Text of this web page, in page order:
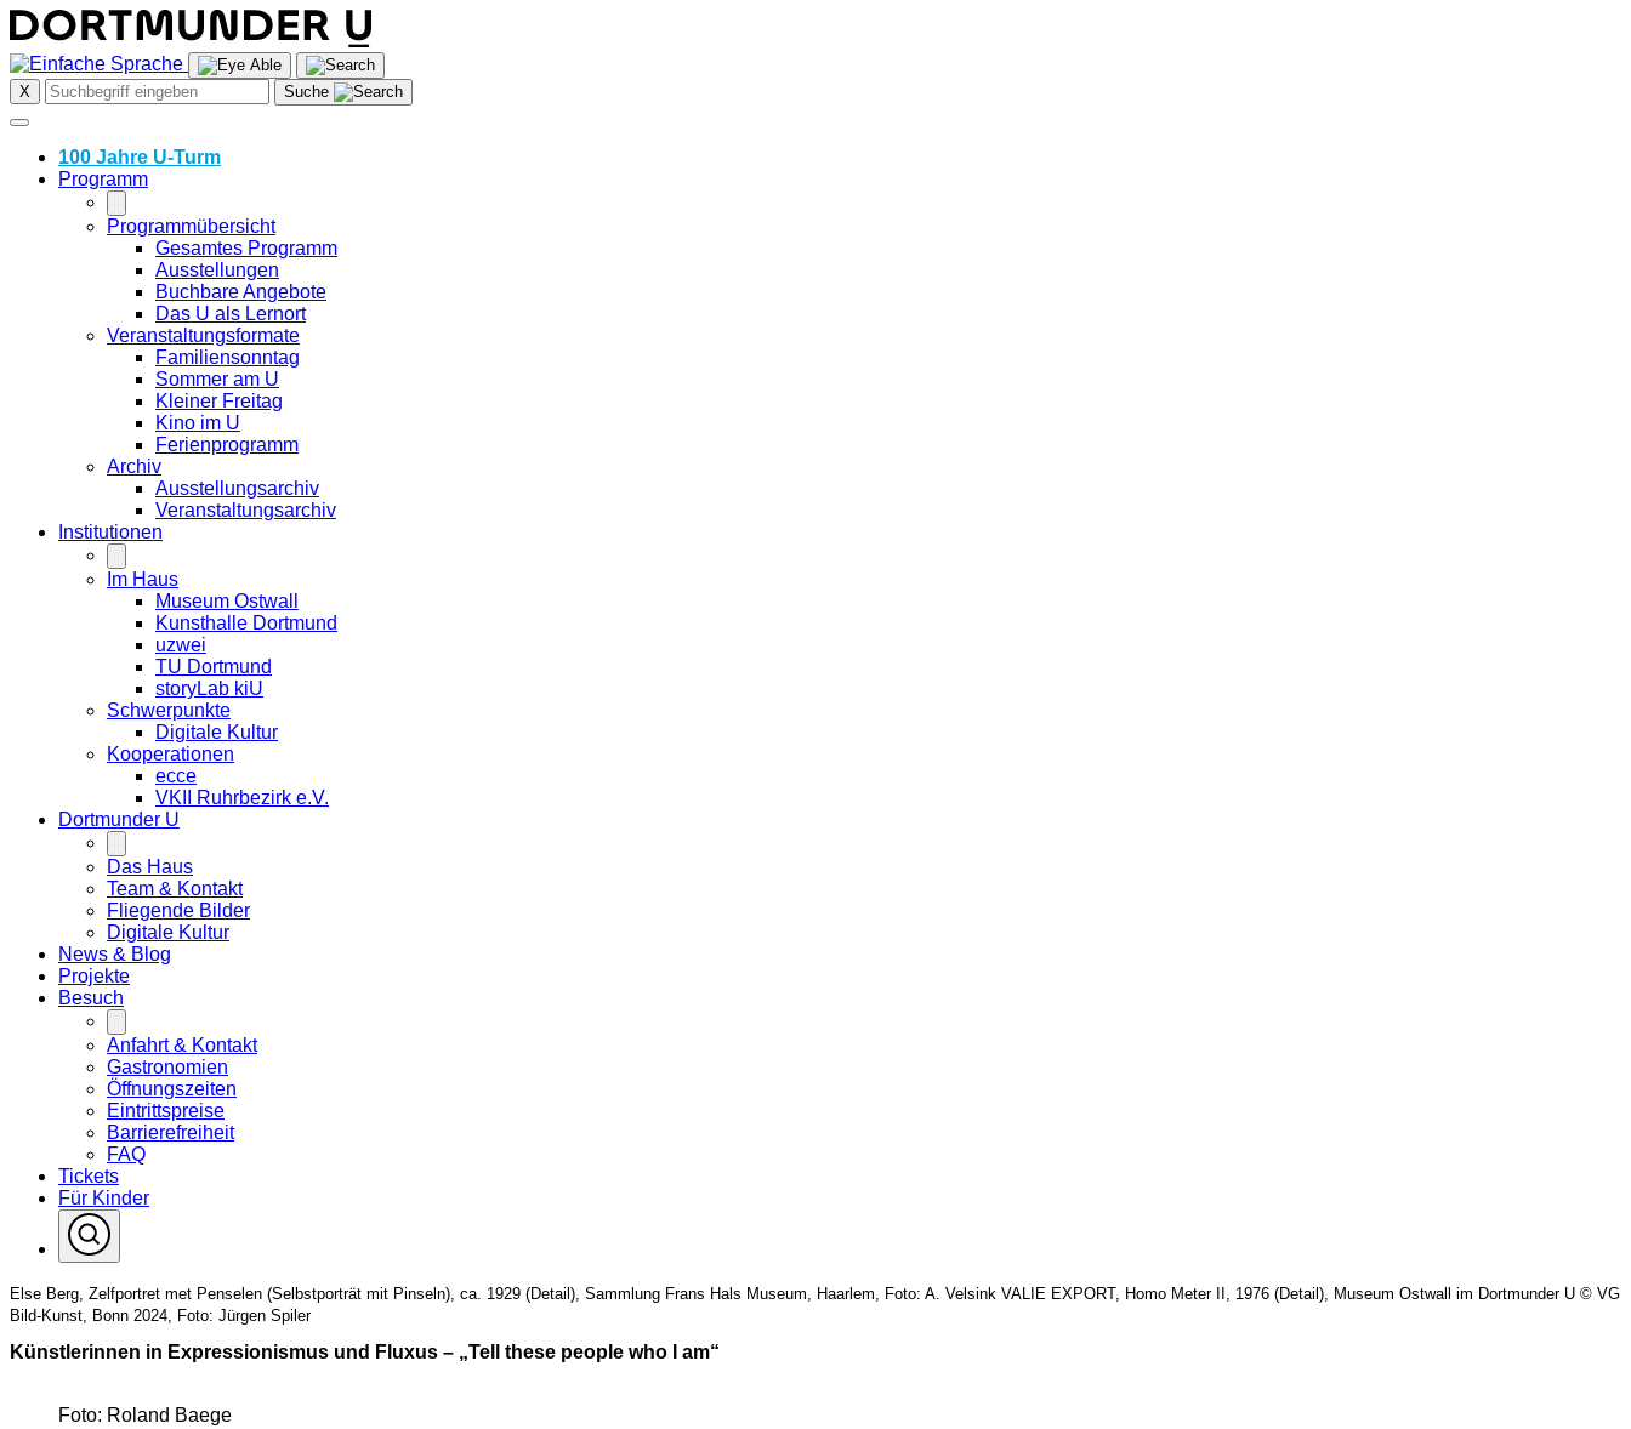
Skip
to
content
X Suche
100 Jahre U-Turm
Programm
Programmübersicht
Gesamtes Programm
Ausstellungen
Buchbare Angebote
Das U als Lernort
Veranstaltungsformate
Familiensonntag
Sommer am U
Kleiner Freitag
Kino im U
Ferienprogramm
Archiv
Ausstellungsarchiv
Veranstaltungsarchiv
Institutionen
Im Haus
Museum Ostwall
Kunsthalle Dortmund
uzwei
TU Dortmund
storyLab kiU
Schwerpunkte
Digitale Kultur
Kooperationen
ecce
VKII Ruhrbezirk e.V.
Dortmunder U
Das Haus
Team & Kontakt
Fliegende Bilder
Digitale Kultur
News & Blog
Projekte
Besuch
Anfahrt & Kontakt
Gastronomien
Öffnungszeiten
Eintrittspreise
Barrierefreiheit
FAQ
Tickets
Für Kinder
Else Berg, Zelfportret met Penselen (Selbstporträt mit Pinseln), ca. 1929 (Detail), Sammlung Frans Hals Museum, Haarlem, Foto: A. Velsink VALIE EXPORT, Homo Meter II, 1976 (Detail), Museum Ostwall im Dortmunder U © VG
Bild-Kunst, Bonn 2024, Foto: Jürgen Spiler
Künstlerinnen in Expressionismus und Fluxus – „Tell these people who I am“
Foto: Roland Baege